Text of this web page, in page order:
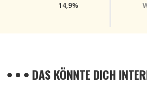
14,9%
• • • DAS KÖNNTE DICH